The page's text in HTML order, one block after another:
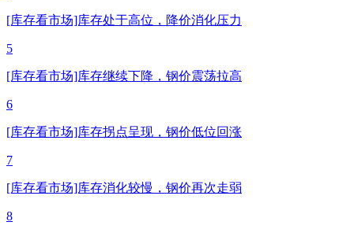
[库存看市场]库存处于高位，降价消化压力
5
[库存看市场]库存继续下降，钢价震荡拉高
6
[库存看市场]库存拐点呈现，钢价低位回涨
7
[库存看市场]库存消化较慢，钢价再次走弱
8